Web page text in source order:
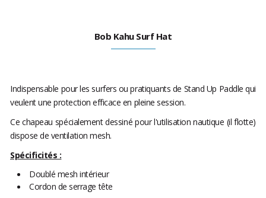
Bob Kahu Surf Hat
Indispensable pour les surfers ou pratiquants de Stand Up Paddle qui
veulent une protection efficace en pleine session.
Ce chapeau spécialement dessiné pour l'utilisation nautique (il flotte)
dispose de ventilation mesh.
Spécificités :
Doublé mesh intérieur
Cordon de serrage tête